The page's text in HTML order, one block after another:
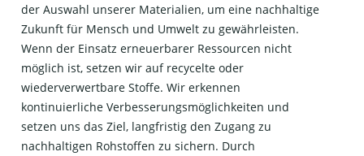
der Auswahl unserer Materialien, um eine nachhaltige
Zukunft für Mensch und Umwelt zu gewährleisten.
Wenn der Einsatz erneuerbarer Ressourcen nicht
möglich ist, setzen wir auf recycelte oder
wiederverwertbare Stoffe. Wir erkennen
kontinuierliche Verbesserungsmöglichkeiten und
setzen uns das Ziel, langfristig den Zugang zu
nachhaltigen Rohstoffen zu sichern. Durch